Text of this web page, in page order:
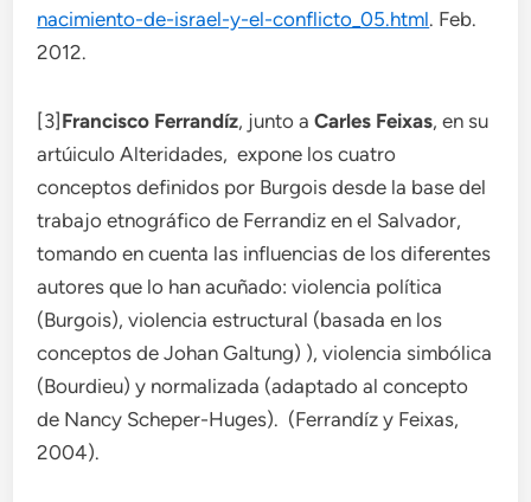
nacimiento-de-israel-y-el-conflicto_05.html. Feb.
2012.
[3] Francisco Ferrandíz, junto aCarles Feixas, en su
artúiculo Alteridades, expone los cuatro
conceptos definidos por Burgois desde la base del
trabajo etnográfico de Ferrandiz en el Salvador,
tomando en cuenta las influencias de los diferentes
autores que lo han acuñado: violencia política
(Burgois), violencia estructural (basada en los
conceptos de Johan Galtung) ), violencia simbólica
(Bourdieu) y normalizada (adaptado al concepto
de Nancy Scheper-Huges). (Ferrandíz y Feixas,
2004).